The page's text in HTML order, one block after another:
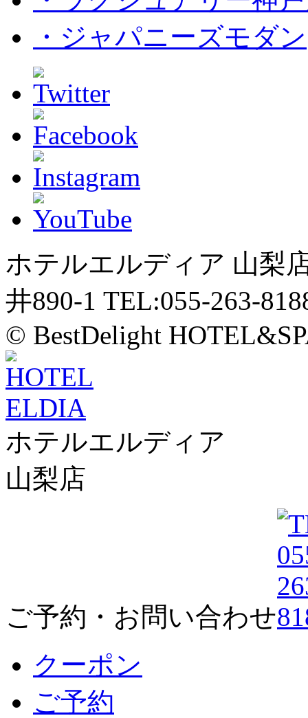
・ジャパニーズモダン
ホテルエルディア 山
井890-1 TEL:055-263-
© BestDelight
ホテルエルディア
山梨店
ご予約・お問い合わせ
クーポン
ご予約